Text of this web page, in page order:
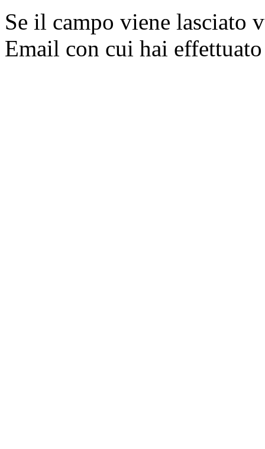
Se il campo viene lasciato
Email con cui hai